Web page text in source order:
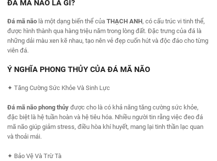
ĐÁ MÃ NÃO LÀ GÌ?
Đá mã não là một dạng biến thể của THẠCH ANH, có cấu trúc vi tinh thể,
được hình thành qua hàng triệu năm trong lòng đất. Đặc trưng của đá là
những dải màu xen kẽ nhau, tạo nên vẻ đẹp cuốn hút và độc đáo cho từng
viên đá.
Ý NGHĨA PHONG THỦY CỦA ĐÁ MÃ NÃO
✦ Tăng Cường Sức Khỏe Và Sinh Lực
Đá mã não phong thủy được cho là có khả năng tăng cường sức khỏe,
đặc biệt là hệ tuần hoàn và hệ tiêu hóa. Nhiều người tin rằng việc đeo đá
mã não giúp giảm stress, điều hòa khí huyết, mang lại tinh thần lạc quan
và thoải mái.
✦ Bảo Vệ Và Trừ Tà